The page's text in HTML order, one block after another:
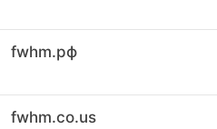
fwhm.рф
fwhm.co.us